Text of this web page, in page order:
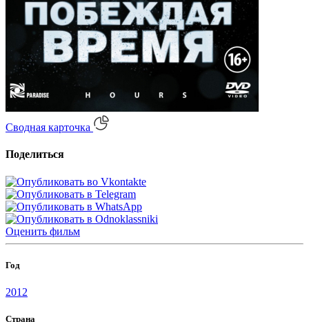
Сводная карточка
Поделиться
Оценить фильм
Год
2012
Страна